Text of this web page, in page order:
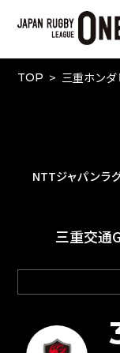
TOP 三重ホン
NTTジャパンラ
三重交通